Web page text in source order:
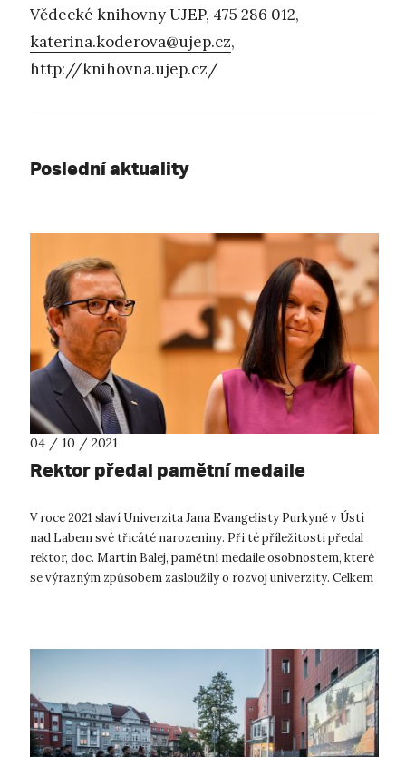
Vědecké knihovny UJEP, 475 286 012,
katerina.koderova@ujep.cz,
http://knihovna.ujep.cz/
Poslední aktuality
04 / 10 / 2021
Rektor předal pamětní medaile
V roce 2021 slaví Univerzita Jana Evangelisty Purkyně v Ústí
nad Labem své třicáté narozeniny. Při té příležitosti předal
rektor, doc. Martin Balej, pamětní medaile osobnostem, které
se výrazným způsobem zasloužily o rozvoj univerzity. Celkem